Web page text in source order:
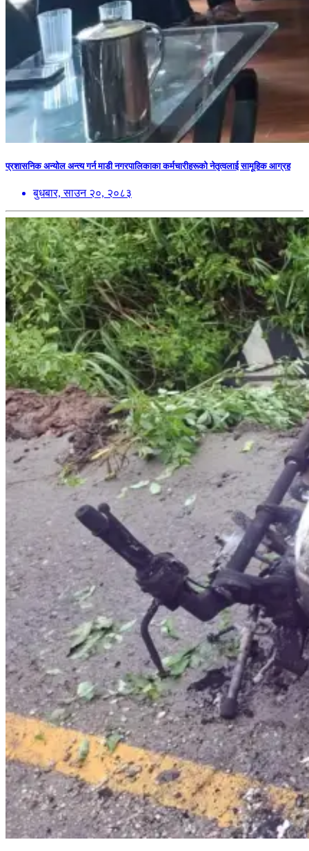
प्रशासनिक अन्योल अन्त्य गर्न माडी नगरपालिकाका कर्मचारीहरूको नेतृत्वलाई सामूहिक आग्रह
बुधबार, साउन २०, २०८३